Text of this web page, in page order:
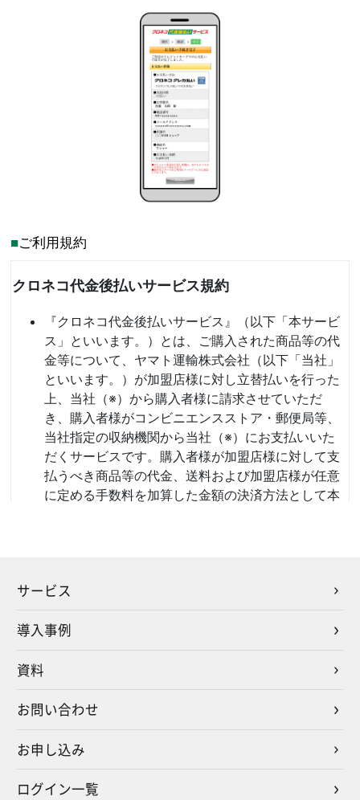
ご利用規約
サービス
導入事例
資料
お問い合わせ
お申し込み
ログイン一覧